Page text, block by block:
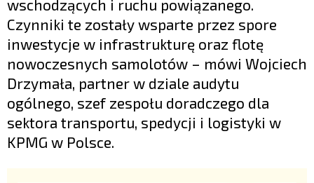
wschodzących i ruchu powiązanego.
Czynniki te zostały wsparte przez spore
inwestycje w infrastrukturę oraz flotę
nowoczesnych samolotów – mówi Wojciech
Drzymała, partner w dziale audytu
ogólnego, szef zespołu doradczego dla
sektora transportu, spedycji i logistyki w
KPMG w Polsce.